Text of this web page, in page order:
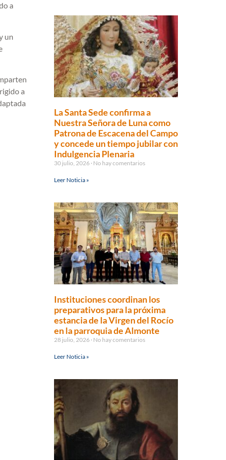
a
un
a
La Santa Sede confirma a
Nuestra Señora de Luna como
Patrona de Escacena del Campo
y concede un tiempo jubilar con
Indulgencia Plenaria
30 julio, 2026 No hay comentarios
Leer Noticia »
Instituciones coordinan los
preparativos para la próxima
estancia de la Virgen del Rocío
en la parroquia de Almonte
28 julio, 2026 No hay comentarios
Leer Noticia »